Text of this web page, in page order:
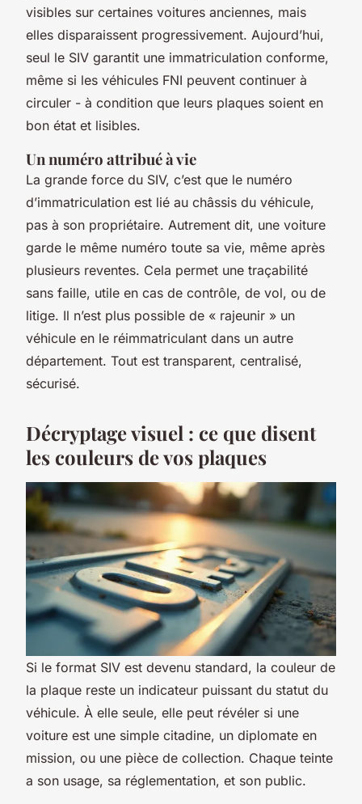
visibles sur certaines voitures anciennes, mais
elles disparaissent progressivement. Aujourd’hui,
seul le SIV garantit une immatriculation conforme,
même si les véhicules FNI peuvent continuer à
circuler - à condition que leurs plaques soient en
bon état et lisibles.
Un numéro attribué à vie
La grande force du SIV, c’est que le numéro
d’immatriculation est lié au châssis du véhicule,
pas à son propriétaire. Autrement dit, une voiture
garde le même numéro toute sa vie, même après
plusieurs reventes. Cela permet une traçabilité
sans faille, utile en cas de contrôle, de vol, ou de
litige. Il n’est plus possible de « rajeunir » un
véhicule en le réimmatriculant dans un autre
département. Tout est transparent, centralisé,
sécurisé.
Décryptage visuel : ce que disent
les couleurs de vos plaques
Si le format SIV est devenu standard, la couleur de
la plaque reste un indicateur puissant du statut du
véhicule. À elle seule, elle peut révéler si une
voiture est une simple citadine, un diplomate en
mission, ou une pièce de collection. Chaque teinte
a son usage, sa réglementation, et son public.